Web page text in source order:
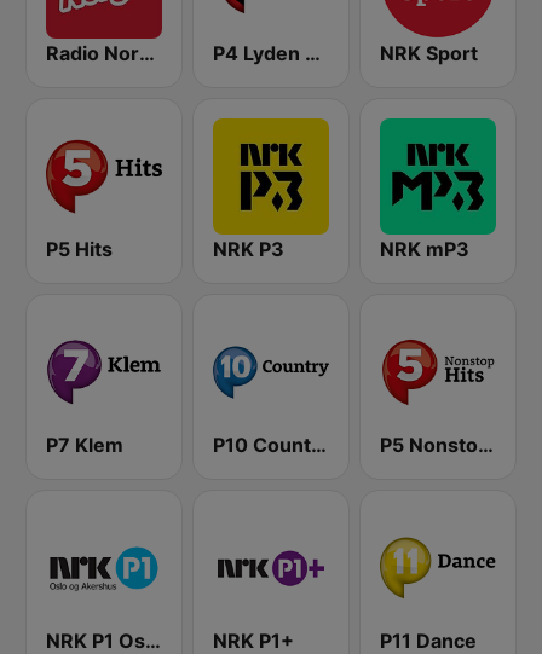
Radio Norge P4 Lyden av Norge NRK Sport
P5 Hits NRK P3 NRK mP3
P7 Klem P10 Country P5 Nonstop Hits
NRK P1 Oslo og Akershus NRK P1+ P11 Dance